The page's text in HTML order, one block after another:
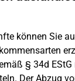
können Sie
§ 34d
Der Abzug